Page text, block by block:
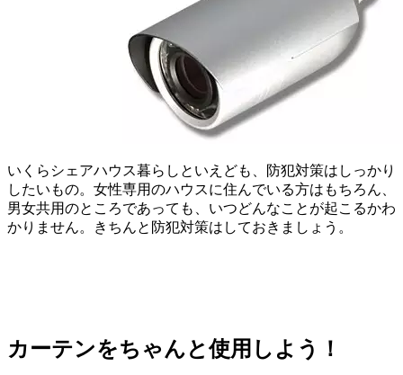
いくらシェアハウス暮らしといえども、防犯対策はしっかり
したいもの。女性専用のハウスに住んでいる方はもちろん、
男女共用のところであっても、いつどんなことが起こるかわ
かりません。きちんと防犯対策はしておきましょう。
カーテンをちゃんと使用しよう！